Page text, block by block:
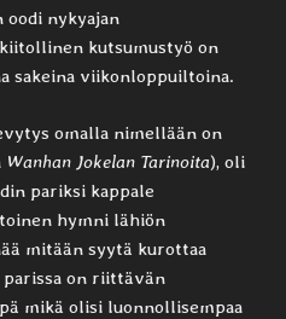
nykyajan
kutsumustyö on
sakeina viikonloppuiltoina.
omalla nimellään on
Wanhan Jokelan Tarinoita), oli
pariksi kappale
hymni lähiön
mitään syytä kurottaa
on riittävän
mikä olisi luonnollisempaa